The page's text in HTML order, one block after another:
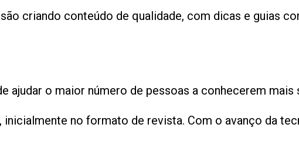
criando conteúdo de qualidade, com dicas e guias
ajudar o maior número de pessoas a conhecerem
inicialmente no formato de revista. Com o avanço da